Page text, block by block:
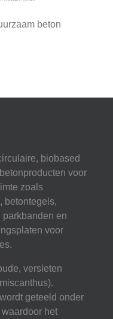
beton
biobased
voor
zoals
betontegels,
parkbanden en
voor
versleten
geteeld onder
het